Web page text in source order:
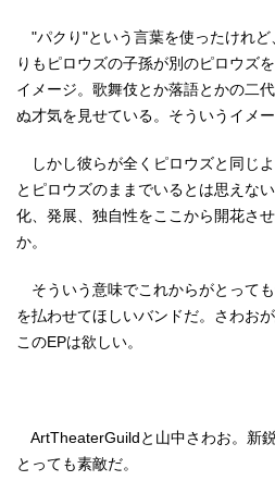
"パクり"という言葉を使ったけれど
りもピロウズの子孫が別のピロウズ
イメージ。歌舞伎とか落語とかの二
ぬ才気を見せている。そういうイメー
しかし彼らが全くピロウズと同じ
とピロウズのままでいるとは思えな
化、発展、独自性をここから開花さ
か。
そういう意味でこれからがとって
を払わせてほしいバンドだ。さわお
このEPは欲しい。
ArtTheaterGuildと山中さわお。新
とっても素敵だ。